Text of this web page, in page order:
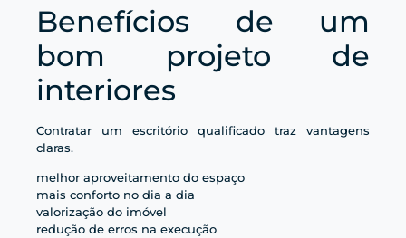
Benefícios de um
bom projeto de
interiores
Contratar um escritório qualificado traz vantagens
claras.
melhor aproveitamento do espaço
mais conforto no dia a dia
valorização do imóvel
redução de erros na execução